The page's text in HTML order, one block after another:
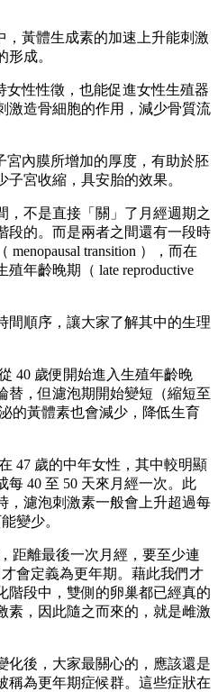
，黃體生成素的加速上升能刺激
成。
女性性徵，也能促進女性生殖器
激造骨細胞的作用，減少骨質流
宮內膜所增加的厚度，有助於胚
宮收縮，具安胎的效果。
，不是直接「關」了月經週期之
段的。而是兩者之間還有一段時
transition ），而在
年齡晚期（ late reproductive
間順序，讓大家了解其中的生理
40 歲便開始進入生殖年齡晚
替，但濾泡期開始變短（縮短至
的黃體素也會減少，降低生育
47 歲的中年女性，其中較明顯
每 40 至 50 天來月經一次。此
，濾泡刺激素一般會上升超過每
變少。
距離最後一次月經，要至少連
會定義為更年期。藉此我們才
階段中，雙側的卵巢都已經真的
素，因此隨之而來的，就是雌激
化後，大家最關心的，應該還是
稱為更年期症候群。這些症狀在